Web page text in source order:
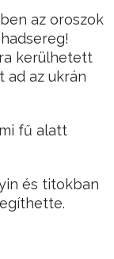
az oroszok
kerülhetett
ad az ukrán
fű alatt
és titokban